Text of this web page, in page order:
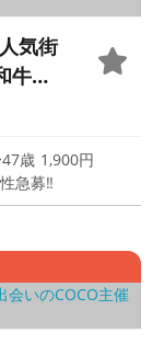
気街
牛肉
料理
歳 1,900円
急募‼